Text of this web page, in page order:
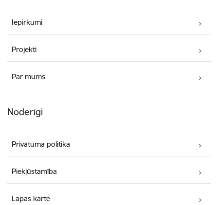
Iepirkumi
Projekti
Par mums
Noderīgi
Privātuma politika
Piekļūstamība
Lapas karte